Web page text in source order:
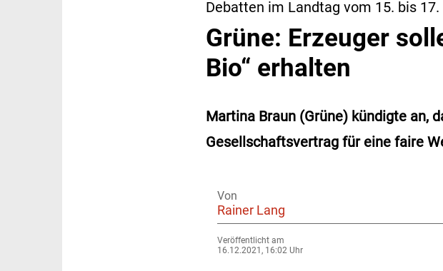
Debatten im Landtag vom 15. bis 17.
Grüne: Erzeuger
Bio“ erhalten
Martina Braun (Grüne) kündigte an,
Gesellschaftsvertrag für eine faire
Von
Rainer Lang
Veröffentlicht am
16.12.2021, 16:02 Uhr